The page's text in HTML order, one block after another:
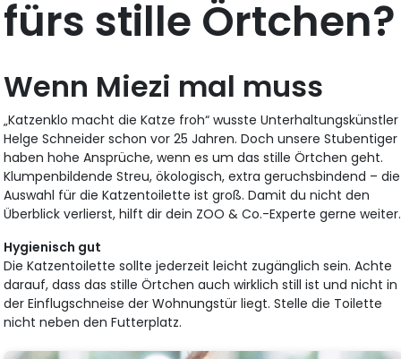
fürs stille Örtchen?
Wenn Miezi mal muss
„Katzenklo macht die Katze froh“ wusste Unterhaltungskünstler
Helge Schneider schon vor 25 Jahren. Doch unsere Stubentiger
haben hohe Ansprüche, wenn es um das stille Örtchen geht.
Klumpenbildende Streu, ökologisch, extra geruchsbindend – die
Auswahl für die Katzentoilette ist groß. Damit du nicht den
Überblick verlierst, hilft dir dein ZOO & Co.-Experte gerne weiter.
Hygienisch gut
Die Katzentoilette sollte jederzeit leicht zugänglich sein. Achte
darauf, dass das stille Örtchen auch wirklich still ist und nicht in
der Einflugschneise der Wohnungstür liegt. Stelle die Toilette
nicht neben den Futterplatz.